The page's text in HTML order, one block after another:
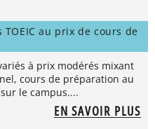
au prix de cours de
à prix modérés mixant
cours de préparation au
le campus....
EN SAVOIR PLUS